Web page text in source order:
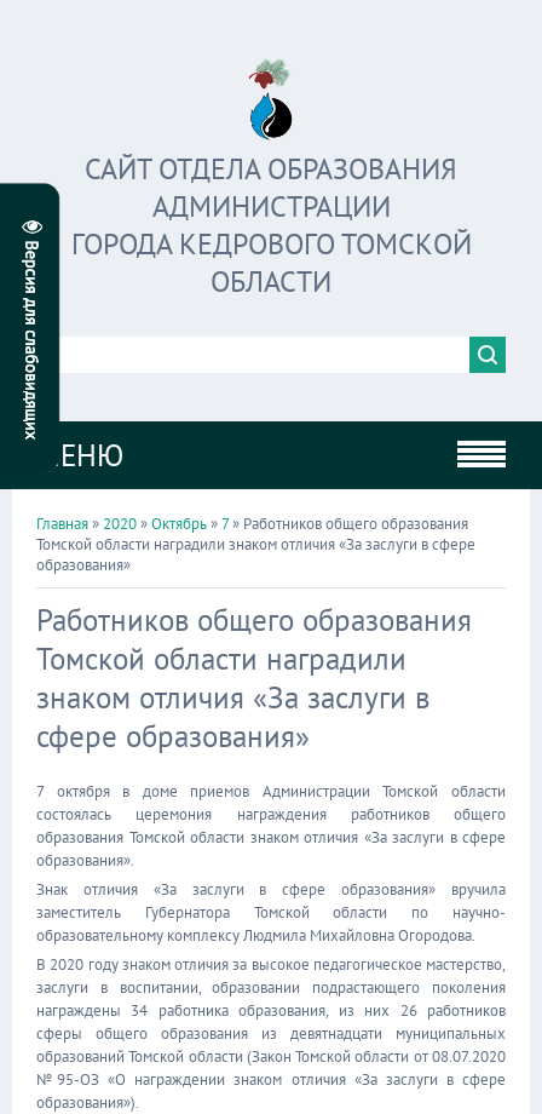
САЙТ ОТДЕЛА ОБРАЗОВАНИЯ
АДМИНИСТРАЦИИ
ГОРОДА КЕДРОВОГО ТОМСКОЙ
ОБЛАСТИ
МЕНЮ
Главная» 2020»Октябрь»7» Работников общего образования
Томской области наградили знаком отличия «За заслуги в сфере
образования»
Работников общего образования
Томской области наградили
знаком отличия «За заслуги в
сфере образования»
7 октября в доме приемов Администрации Томской области
состоялась церемония награждения работников общего
образования Томской области знаком отличия «За заслуги в сфере
образования».
Знак отличия «За заслуги в сфере образования» вручила
заместитель Губернатора Томской области по научно-
образовательному комплексу Людмила Михайловна Огородова.
В 2020 году знаком отличия за высокое педагогическое мастерство,
заслуги в воспитании, образовании подрастающего поколения
награждены 34 работника образования, из них 26 работников
сферы общего образования из девятнадцати муниципальных
образований Томской области (Закон Томской области от 08.07.2020
№95-ОЗ «О награждении знаком отличия «За заслуги в сфере
образования»).